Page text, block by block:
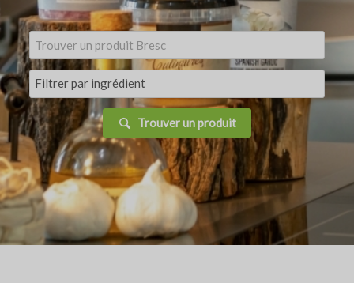
Trouver un produit